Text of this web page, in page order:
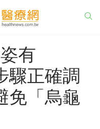
有
正確調
免「烏龜